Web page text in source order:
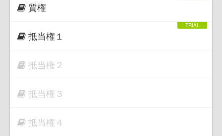
質権
抵当権１
抵当権２
抵当権３
抵当権４